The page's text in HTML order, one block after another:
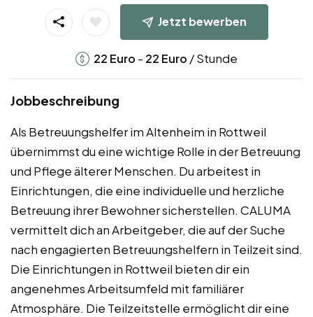
Jetzt bewerben
22 Euro - 22 Euro / Stunde
Jobbeschreibung
Als Betreuungshelfer im Altenheim in Rottweil
übernimmst du eine wichtige Rolle in der Betreuung
und Pflege älterer Menschen. Du arbeitest in
Einrichtungen, die eine individuelle und herzliche
Betreuung ihrer Bewohner sicherstellen. CALUMA
vermittelt dich an Arbeitgeber, die auf der Suche
nach engagierten Betreuungshelfern in Teilzeit sind.
Die Einrichtungen in Rottweil bieten dir ein
angenehmes Arbeitsumfeld mit familiärer
Atmosphäre. Die Teilzeitstelle ermöglicht dir eine